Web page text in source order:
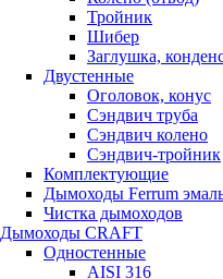
Тройник
Шибер
Заглушка,
Двустенные
Оголовок, конус
Сэндвич труба
Сэндвич колено
Сэндвич-тройник
Комплектующие
Дымоходы Ferrum
Чистка дымоходов
Дымоходы CRAFT
Одностенные
AISI 316